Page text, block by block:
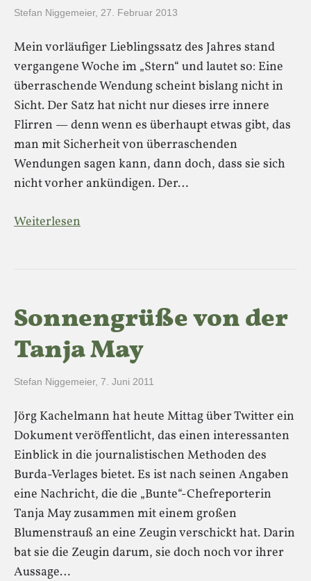
Stefan Niggemeier, 27. Februar 2013
Mein vorläufiger Lieblingssatz des Jahres stand
vergangene Woche im „Stern“ und lautet so: Eine
überraschende Wendung scheint bislang nicht in
Sicht. Der Satz hat nicht nur dieses irre innere
Flirren — denn wenn es überhaupt etwas gibt, das
man mit Sicherheit von überraschenden
Wendungen sagen kann, dann doch, dass sie sich
nicht vorher ankündigen. Der…
Weiterlesen
Sonnengrüße von der
Tanja May
Stefan Niggemeier, 7. Juni 2011
Jörg Kachelmann hat heute Mittag über Twitter ein
Dokument veröffentlicht, das einen interessanten
Einblick in die journalistischen Methoden des
Burda-Verlages bietet. Es ist nach seinen Angaben
eine Nachricht, die die „Bunte“-Chefreporterin
Tanja May zusammen mit einem großen
Blumenstrauß an eine Zeugin verschickt hat. Darin
bat sie die Zeugin darum, sie doch noch vor ihrer
Aussage…